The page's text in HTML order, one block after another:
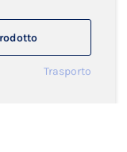
Trasporto